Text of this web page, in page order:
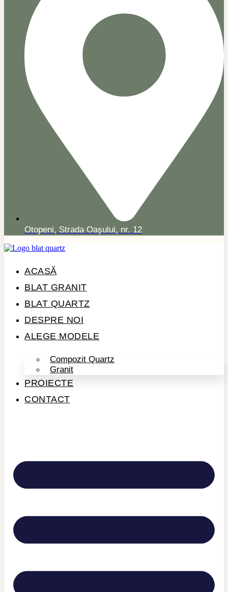
Otopeni, Strada Oașului, nr. 12
ACASĂ
BLAT GRANIT
BLAT QUARTZ
DESPRE NOI
ALEGE MODELE
Compozit Quartz
Granit
PROIECTE
CONTACT